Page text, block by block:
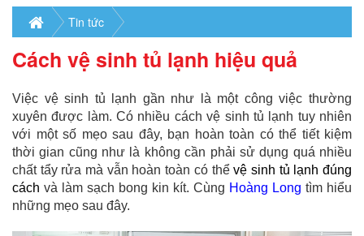
Tin tức
Cách vệ sinh tủ lạnh hiệu quả
Việc vệ sinh tủ lạnh gần như là một công việc thường
xuyên được làm. Có nhiều cách vệ sinh tủ lạnh tuy nhiên
với một số mẹo sau đây, bạn hoàn toàn có thể tiết kiệm
thời gian cũng như là không cần phải sử dụng quá nhiều
chất tẩy rửa mà vẫn hoàn toàn có thểvệ sinh tủ lạnh đúng
cách và làm sạch bong kin kít. Cùng Hoàng Long tìm hiểu
những mẹo sau đây.